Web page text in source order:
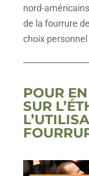
nord-
de la fourrure
choix personnel
POUR
SUR